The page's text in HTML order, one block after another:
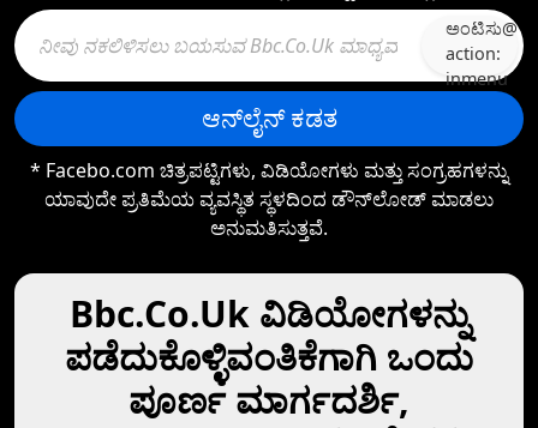
ಅಂಟಿಸು@
action:
inmenu
ಆನ್‌ಲೈನ್ ಕಡತ
* Facebo.com ಚಿತ್ರಪಟ್ಟಿಗಳು, ವಿಡಿಯೋಗಳು ಮತ್ತು ಸಂಗ್ರಹಗಳನ್ನು
ಯಾವುದೇ ಪ್ರತಿಮೆಯ ವ್ಯವಸ್ಥಿತ ಸ್ಥಳದಿಂದ ಡೌನ್‌ಲೋಡ್‌ ಮಾಡಲು
ಅನುಮತಿಸುತ್ತವೆ.
Bbc.Co.Uk ವಿಡಿಯೋಗಳನ್ನು
ಪಡೆದುಕೊಳ್ಳಿವಂತಿಕೆಗಾಗಿ ಒಂದು
ಪೂರ್ಣ ಮಾರ್ಗದರ್ಶಿ,